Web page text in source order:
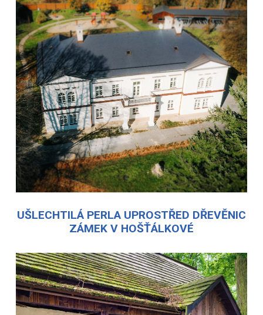
UŠLECHTILÁ PERLA UPROSTŘED DŘEVĚNIC
ZÁMEK V HOŠŤÁLKOVÉ